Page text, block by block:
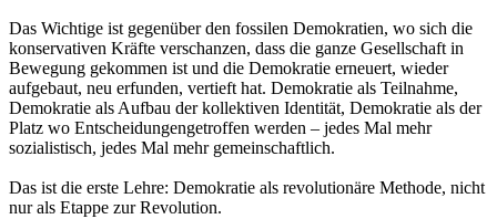
Das Wichtige ist gegenüber den fossilen Demokratien, wo sich die
konservativen Kräfte verschanzen, dass die ganze Gesellschaft in
Bewegung gekommen ist und die Demokratie erneuert, wieder
aufgebaut, neu erfunden, vertieft hat. Demokratie als Teilnahme,
Demokratie als Aufbau der kollektiven Identität, Demokratie als der
Platz wo Entscheidungengetroffen werden – jedes Mal mehr
sozialistisch, jedes Mal mehr gemeinschaftlich.
Das ist die erste Lehre: Demokratie als revolutionäre Methode, nicht
nur als Etappe zur Revolution.